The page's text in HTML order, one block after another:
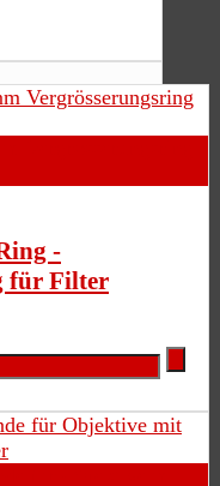
-
für Filter